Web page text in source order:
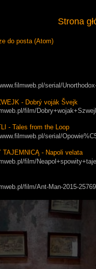
Strona
do posta (Atom)
serial/
- Dobrý voják Švejk
film/
- Tales from the Loop
serial/
TAJEMNICĄ - Napoli velata
film/
film/Ant-Man-2015-